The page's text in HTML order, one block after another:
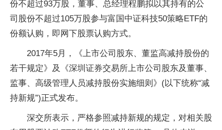
份不超过93万股，董事、总经理程鹏拟以其持有的公
司股份不超过105万股参与富国中证科技50策略ETF的
份额认购，即网下股票认购方式。
2017年5月，《上市公司股东、董监高减持股份的
若干规定》及《深圳证券交易所上市公司股东及董事、
监事、高级管理人员减持股份实施细则》(以下统称“减
持新规”)正式发布。
深交所表示，严格参照减持新规的规定，对相关股